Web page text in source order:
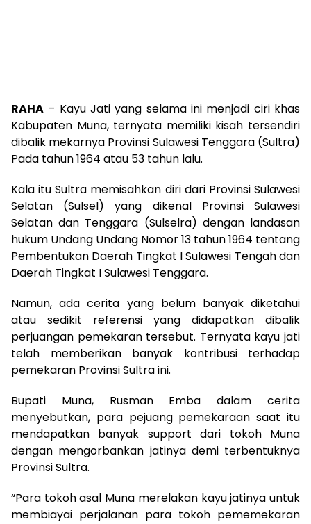
RAHA – Kayu Jati yang selama ini menjadi ciri khas
Kabupaten Muna, ternyata memiliki kisah tersendiri
dibalik mekarnya Provinsi Sulawesi Tenggara (Sultra)
Pada tahun 1964 atau 53 tahun lalu.
Kala itu Sultra memisahkan diri dari Provinsi Sulawesi
Selatan (Sulsel) yang dikenal Provinsi Sulawesi
Selatan dan Tenggara (Sulselra) dengan landasan
hukum Undang Undang Nomor 13 tahun 1964 tentang
Pembentukan Daerah Tingkat I Sulawesi Tengah dan
Daerah Tingkat I Sulawesi Tenggara.
Namun, ada cerita yang belum banyak diketahui
atau sedikit referensi yang didapatkan dibalik
perjuangan pemekaran tersebut. Ternyata kayu jati
telah memberikan banyak kontribusi terhadap
pemekaran Provinsi Sultra ini.
Bupati Muna, Rusman Emba dalam cerita
menyebutkan, para pejuang pemekaraan saat itu
mendapatkan banyak support dari tokoh Muna
dengan mengorbankan jatinya demi terbentuknya
Provinsi Sultra.
“Para tokoh asal Muna merelakan kayu jatinya untuk
membiayai perjalanan para tokoh pememekaran